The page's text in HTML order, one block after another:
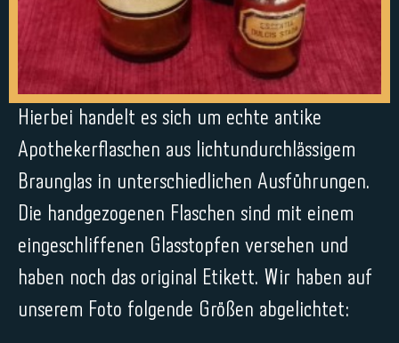
Hierbei handelt es sich um echte antike
Apothekerflaschen aus lichtundurchlässigem
Braunglas in unterschiedlichen Ausführungen.
Die handgezogenen Flaschen sind mit einem
eingeschliffenen Glasstopfen versehen und
haben noch das original Etikett. Wir haben auf
unserem Foto folgende Größen abgelichtet: